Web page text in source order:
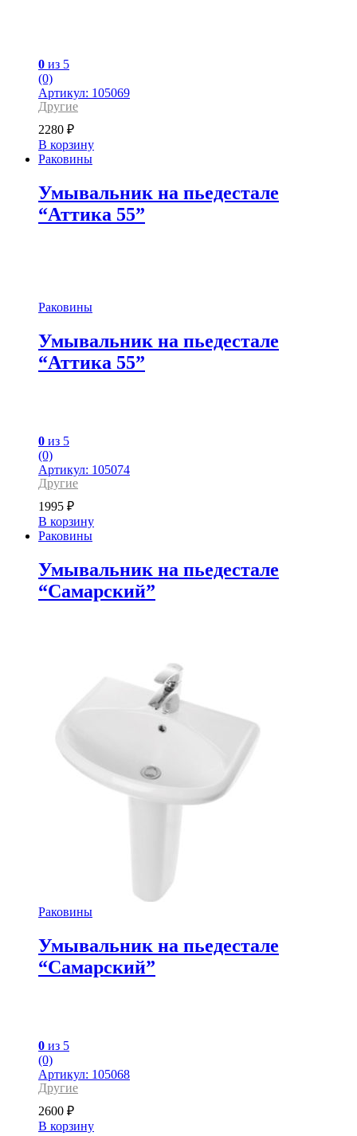
0 из 5
(0)
Артикул: 105069
Другие
2280 ₽
В корзину
Раковины
Умывальник на пьедестале
“Аттика 55”
Раковины
Умывальник на пьедестале
“Аттика 55”
0 из 5
(0)
Артикул: 105074
Другие
1995 ₽
В корзину
Раковины
Умывальник на пьедестале
“Самарский”
Раковины
Умывальник на пьедестале
“Самарский”
0 из 5
(0)
Артикул: 105068
Другие
2600 ₽
В корзину